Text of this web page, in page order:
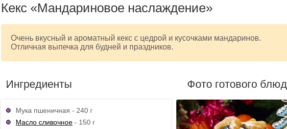
Кекс «Мандариновое наслаждение»
Очень вкусный и ароматный кекс с цедрой и кусочками мандаринов.
Отличная выпечка для будней и праздников.
Ингредиенты
Мука пшеничная - 240 г
Масло сливочное - 150 г
Фото готового